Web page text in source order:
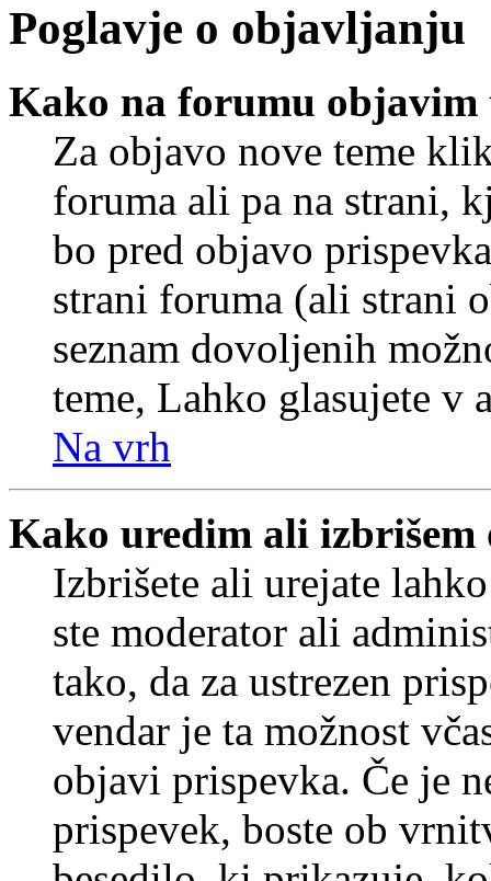
Poglavje o objavljanju
Kako na forumu objavim
Za objavo nove teme
foruma ali pa na strani,
bo pred objavo
strani foruma (ali strani
seznam dovoljenih
teme, Lahko glasujete v
Na vrh
Kako uredim ali izbrišem
Izbrišete ali urejate
ste moderator ali
tako, da za ustrezen
vendar je ta možnost
objavi prispevka. Če je
prispevek, boste ob